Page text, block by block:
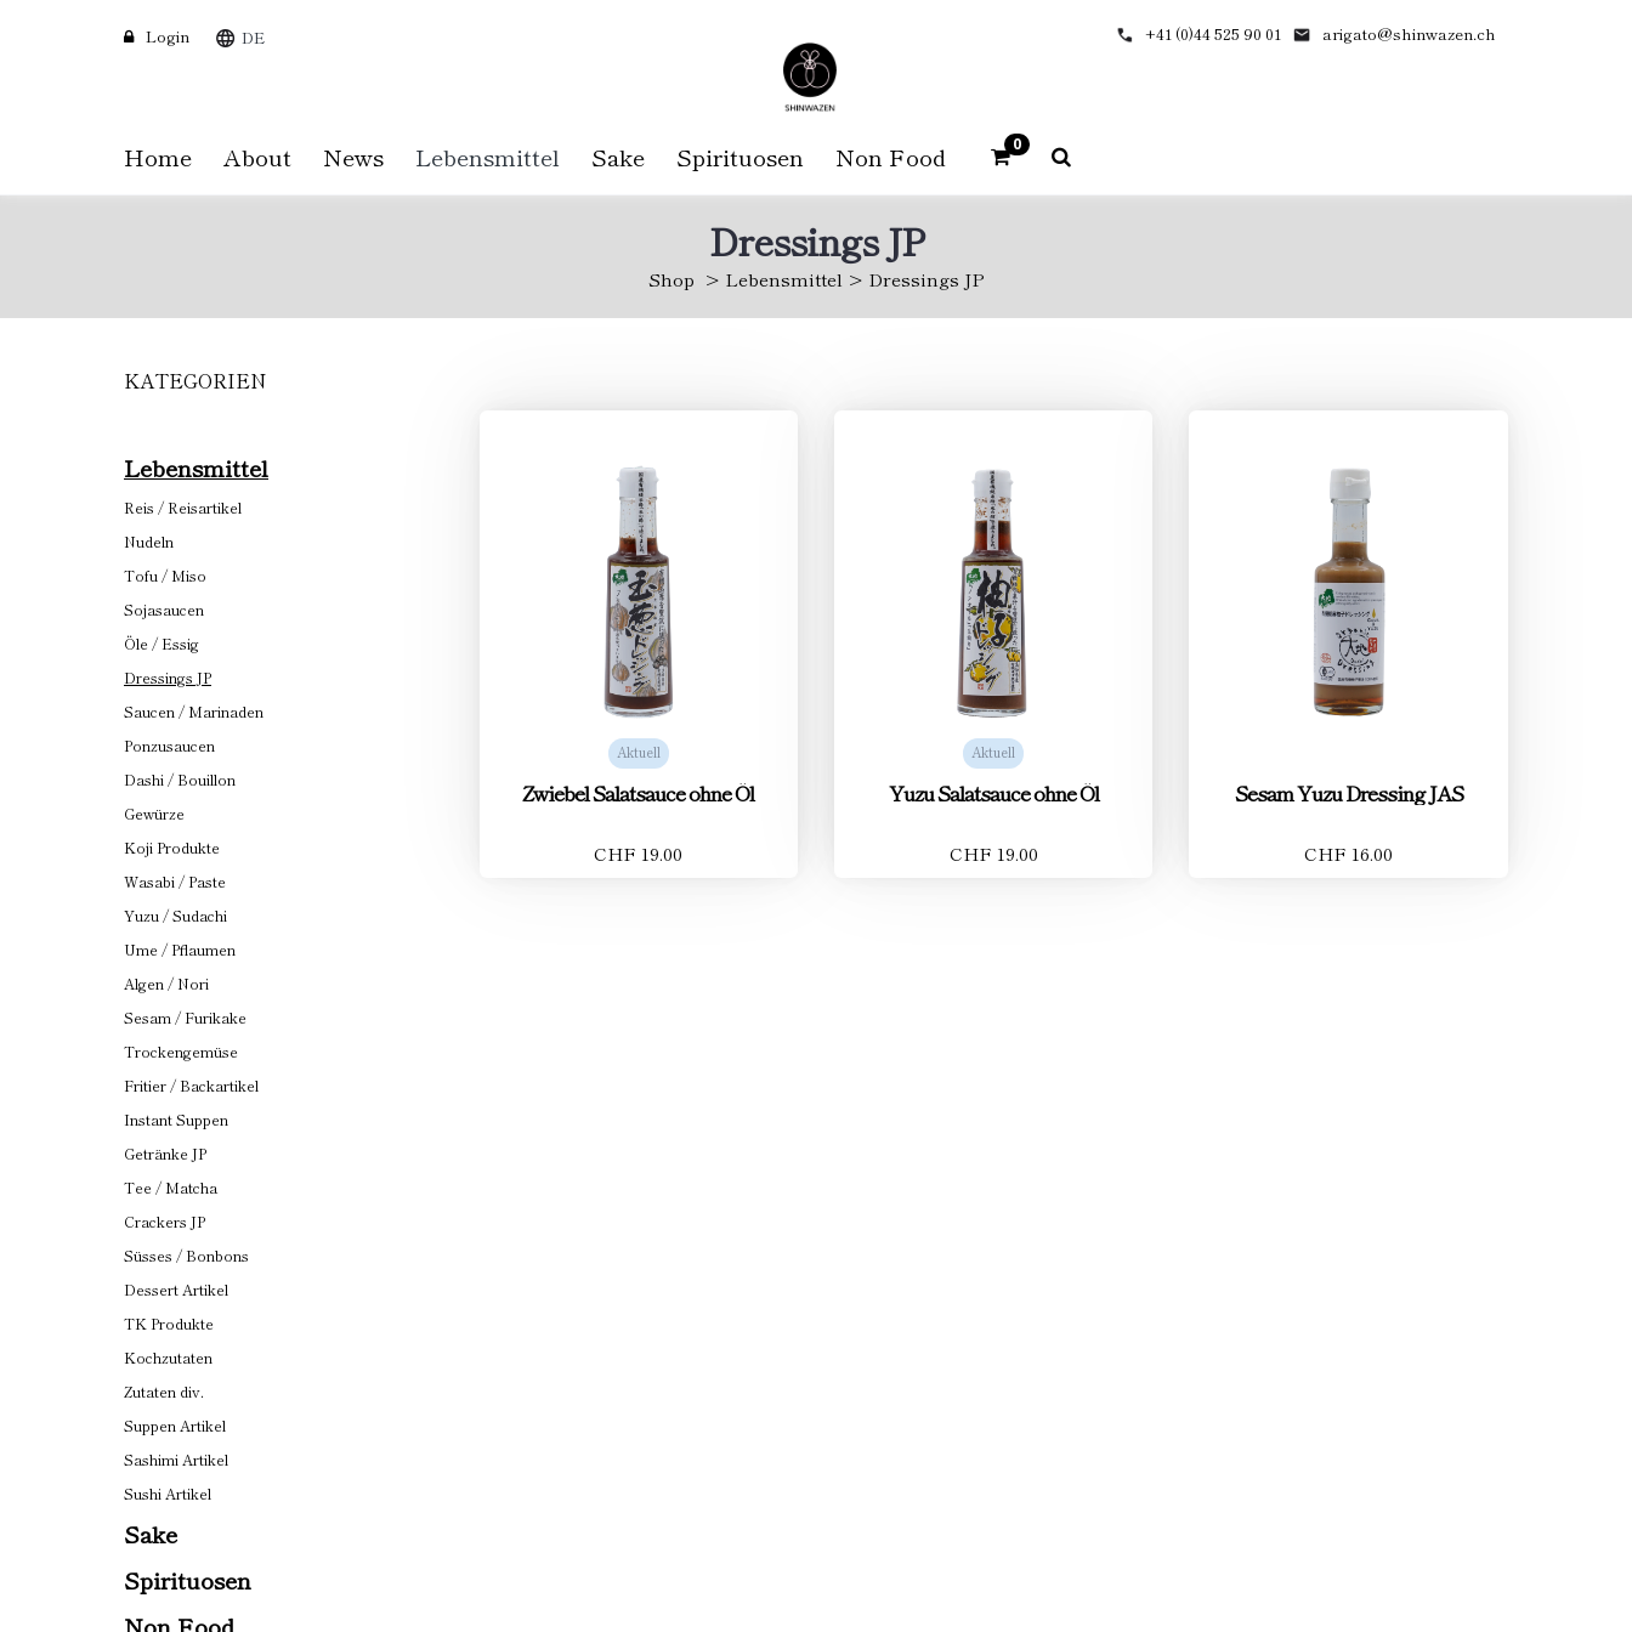
DE
Login +41 (0)44 525 90 01 arigato@shinwazen.ch
Home About News Lebensmittel Sake Spirituosen Non Food 0
Dressings JP
Shop Lebensmittel Dressings JP
KATEGORIEN
Lebensmittel
Reis / Reisartikel
Nudeln
Tofu / Miso
Sojasaucen
Öle / Essig
Dressings JP
Saucen / Marinaden
Ponzusaucen
Dashi / Bouillon
Gewürze
Koji Produkte
Wasabi / Paste
Yuzu / Sudachi
Ume / Pflaumen
Algen / Nori
Sesam / Furikake
Trockengemüse
Fritier / Backartikel
Instant Suppen
Getränke JP
Tee / Matcha
Crackers JP
Süsses / Bonbons
Dessert Artikel
TK Produkte
Kochzutaten
Zutaten div.
Suppen Artikel
Sashimi Artikel
Sushi Artikel
Sake
Spirituosen
Non Food
Aktuell
Zwiebel Salatsauce ohne Öl
CHF 19.00
Aktuell
Yuzu Salatsauce ohne Öl
CHF 19.00
Sesam Yuzu Dressing JAS
CHF 16.00